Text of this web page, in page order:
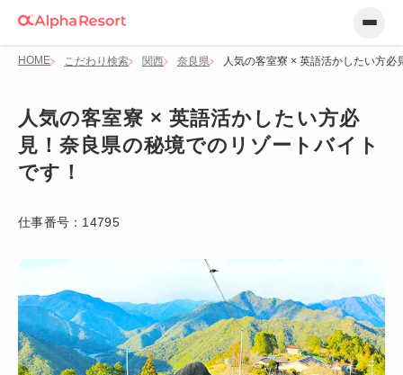
HOME こだわり検索 関西 奈良県 人気の客室寮 × 英語活かしたい方
人気の客室寮 × 英語活かしたい方必
見！奈良県の秘境でのリゾートバイト
です！
仕事番号： 14795